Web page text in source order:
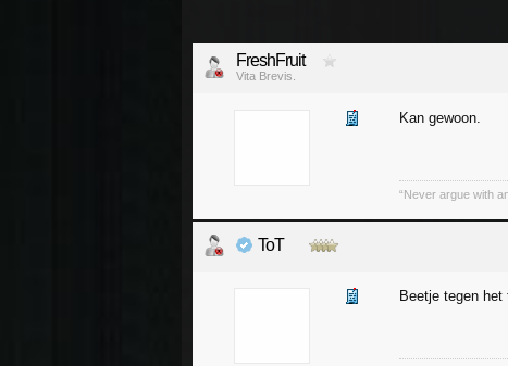
FreshFruit
Vita Brevis.
Kan gewoon.
“Never argue with
ToT
Beetje tegen